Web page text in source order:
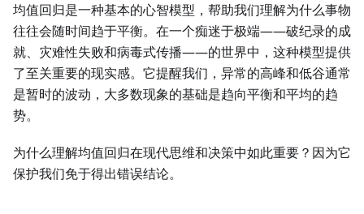
均值回归是一种基本的心智模型，帮助我们理解为什么事物
往往会随时间趋于平衡。在一个痴迷于极端——破纪录的成
就、灾难性失败和病毒式传播——的世界中，这种模型提供
了至关重要的现实感。它提醒我们，异常的高峰和低谷通常
是暂时的波动，大多数现象的基础是趋向平衡和平均的趋
势。
为什么理解均值回归在现代思维和决策中如此重要？因为它
保护我们免于得出错误结论。